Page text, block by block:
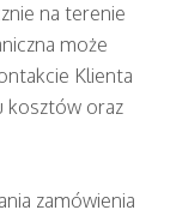
na terenie
może
Klienta
kosztów oraz
zamówienia